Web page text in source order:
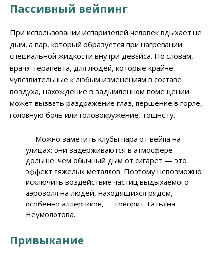
Пассивный вейпинг
При использовании испарителей человек вдыхает не
дым, а пар, который образуется при нагревании
специальной жидкости внутри девайса. По словам,
врача-терапевта, для людей, которые крайне
чувствительные к любым изменениям в составе
воздуха, нахождение в задымленном помещении
может вызвать раздражение глаз, першение в горле,
головную боль или головокружение, тошноту.
— Можно заметить клубы пара от вейпа на
улицах: они задерживаются в атмосфере
дольше, чем обычный дым от сигарет — это
эффект тяжелых металлов. Поэтому невозможно
исключить воздействие частиц выдыхаемого
аэрозоля на людей, находящихся рядом,
особенно аллергиков, — говорит Татьяна
Неумолотова.
Привыкание